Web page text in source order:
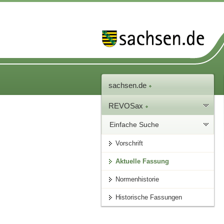
sachsen.de
REVOSax
Einfache Suche
Vorschrift
Aktuelle Fassung
Normenhistorie
Historische Fassungen